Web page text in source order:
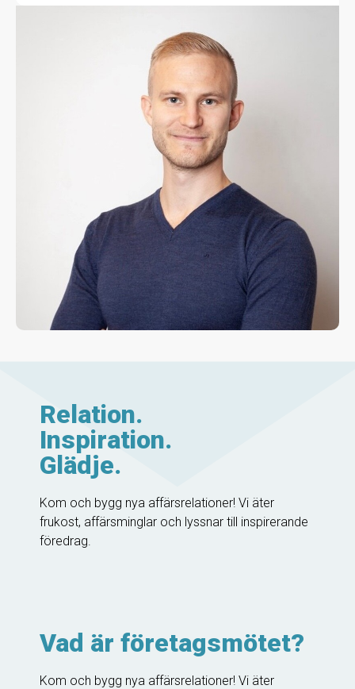
Relation.
Inspiration.
Glädje.
Kom och bygg nya affärsrelationer! Vi äter
frukost, affärsminglar och lyssnar till inspirerande
föredrag.
Vad är företagsmötet?
Kom och bygg nya affärsrelationer! Vi äter